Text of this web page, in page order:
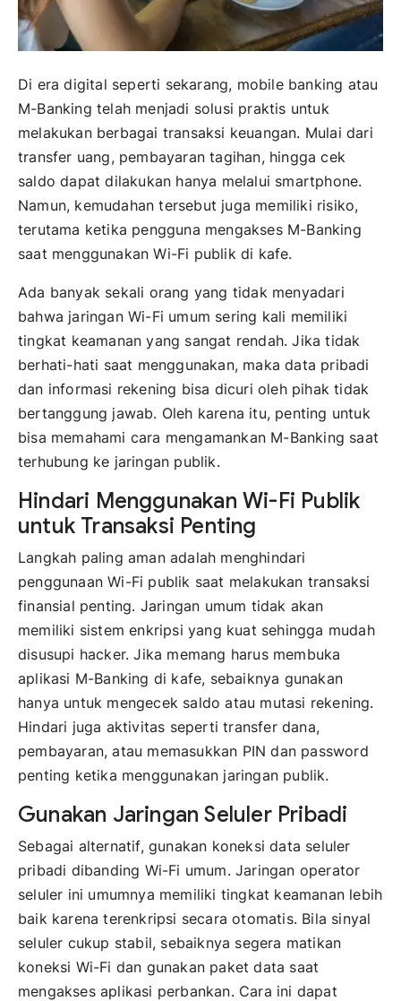
Di era digital seperti sekarang, mobile banking atau
M-Banking telah menjadi solusi praktis untuk
melakukan berbagai transaksi keuangan. Mulai dari
transfer uang, pembayaran tagihan, hingga cek
saldo dapat dilakukan hanya melalui smartphone.
Namun, kemudahan tersebut juga memiliki risiko,
terutama ketika pengguna mengakses M-Banking
saat menggunakan Wi-Fi publik di kafe.
Ada banyak sekali orang yang tidak menyadari
bahwa jaringan Wi-Fi umum sering kali memiliki
tingkat keamanan yang sangat rendah. Jika tidak
berhati-hati saat menggunakan, maka data pribadi
dan informasi rekening bisa dicuri oleh pihak tidak
bertanggung jawab. Oleh karena itu, penting untuk
bisa memahami cara mengamankan M-Banking saat
terhubung ke jaringan publik.
Hindari Menggunakan Wi-Fi Publik
untuk Transaksi Penting
Langkah paling aman adalah menghindari
penggunaan Wi-Fi publik saat melakukan transaksi
finansial penting. Jaringan umum tidak akan
memiliki sistem enkripsi yang kuat sehingga mudah
disusupi hacker. Jika memang harus membuka
aplikasi M-Banking di kafe, sebaiknya gunakan
hanya untuk mengecek saldo atau mutasi rekening.
Hindari juga aktivitas seperti transfer dana,
pembayaran, atau memasukkan PIN dan password
penting ketika menggunakan jaringan publik.
Gunakan Jaringan Seluler Pribadi
Sebagai alternatif, gunakan koneksi data seluler
pribadi dibanding Wi-Fi umum. Jaringan operator
seluler ini umumnya memiliki tingkat keamanan lebih
baik karena terenkripsi secara otomatis. Bila sinyal
seluler cukup stabil, sebaiknya segera matikan
koneksi Wi-Fi dan gunakan paket data saat
mengakses aplikasi perbankan. Cara ini dapat